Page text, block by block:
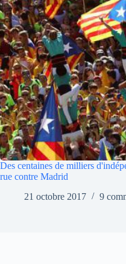
Des centaines de milliers
rue contre Madrid
21 octobre 2017
9